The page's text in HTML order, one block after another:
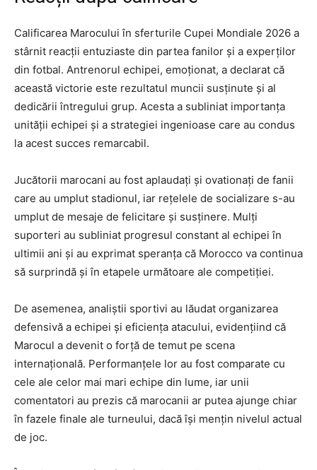
Calificarea Marocului în sferturile Cupei Mondiale 2026 a
stârnit reacții entuziaste din partea fanilor și a experților
din fotbal. Antrenorul echipei, emoționat, a declarat că
această victorie este rezultatul muncii susținute și al
dedicării întregului grup. Acesta a subliniat importanța
unității echipei și a strategiei ingenioase care au condus
la acest succes remarcabil.
Jucătorii marocani au fost aplaudați și ovationați de fanii
care au umplut stadionul, iar rețelele de socializare s-au
umplut de mesaje de felicitare și susținere. Mulți
suporteri au subliniat progresul constant al echipei în
ultimii ani și au exprimat speranța că Morocco va continua
să surprindă și în etapele următoare ale competiției.
De asemenea, analiștii sportivi au lăudat organizarea
defensivă a echipei și eficiența atacului, evidențiind că
Marocul a devenit o forță de temut pe scena
internațională. Performanțele lor au fost comparate cu
cele ale celor mai mari echipe din lume, iar unii
comentatori au prezis că marocanii ar putea ajunge chiar
în fazele finale ale turneului, dacă își mențin nivelul actual
de joc.